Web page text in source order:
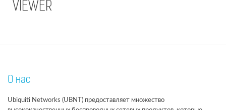
VIEWER
О нас
Ubiquiti Networks (UBNT) предоставляет множество